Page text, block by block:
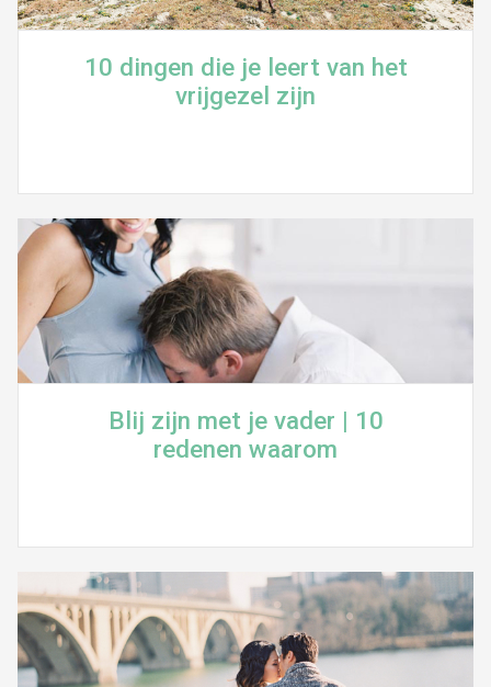
10 dingen die je leert van het
vrijgezel zijn
Blij zijn met je vader | 10
redenen waarom